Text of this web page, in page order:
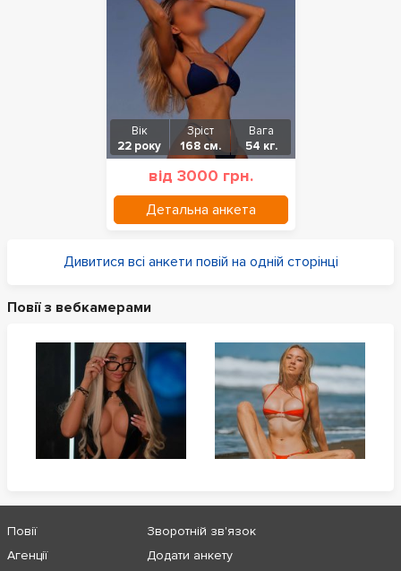
Вік
22 року
Зріст
168 см.
Вага
54 кг.
від 3000 грн.
Детальна анкета
Дивитися всі анкети повій на одній сторінці
Повії з вебкамерами
Повії
Агенції
Зворотній зв'язок
Додати анкету